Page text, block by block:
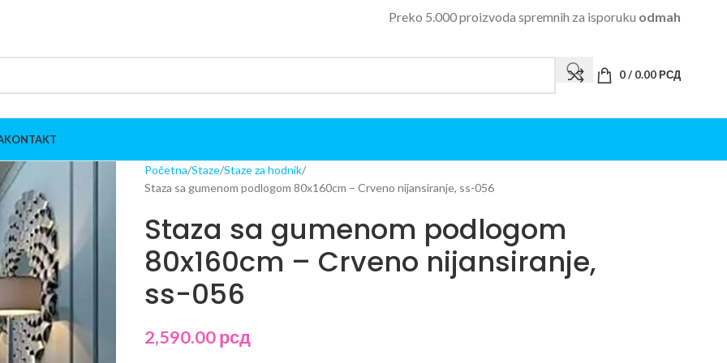
Preko 5.000 proizvoda spremnih za isporuku odmah
0/ 0.00РСД
KONTAKT
Početna Staze Staze za hodnik
Staza sa gumenom podlogom 80x160cm – Crveno nijansiranje, ss-056
Staza sa gumenom podlogom
80x160cm – Crveno nijansiranje,
ss-056
2,590.00рсд